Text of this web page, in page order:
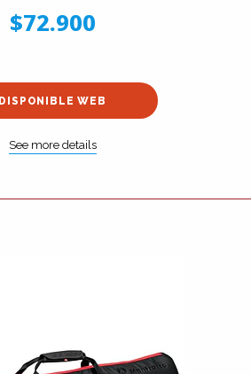
$72.900
DISPONIBLE WEB
See more details